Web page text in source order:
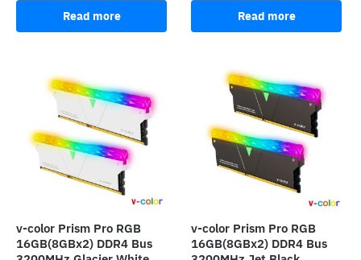
Read more Read more
v-color Prism Pro RGB
16GB(8GBx2) DDR4 Bus
v-color Prism Pro RGB
16GB(8GBx2) DDR4 Bus